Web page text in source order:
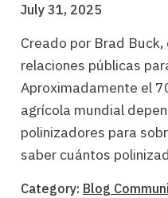
July 31, 2025
Creado por Brad
relaciones públicas
Aproximadamente el
agrícola mundial
polinizadores para
saber cuántos
Category: Blog